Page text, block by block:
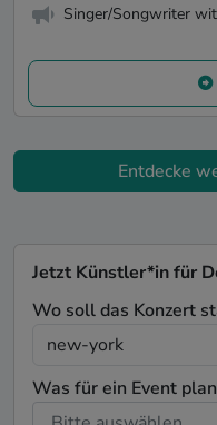
Singer/Songwriter
Entdecke
Jetzt Künstler*in für
Wo soll das Konzert
Was für ein Event